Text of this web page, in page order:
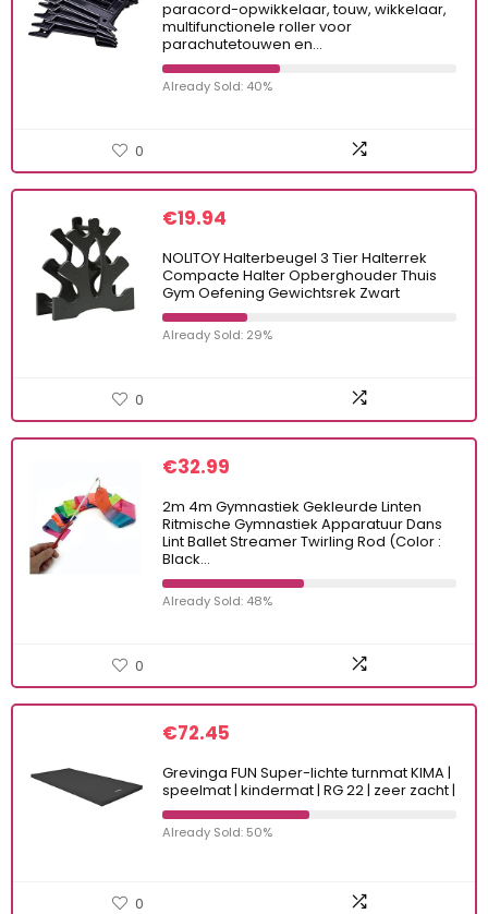
paracord-opwikkelaar, touw, wikkelaar,
multifunctionele roller voor
parachutetouwen en…
Already Sold: 40%
0
€19.94
NOLITOY Halterbeugel 3 Tier Halterrek
Compacte Halter Opberghouder Thuis
Gym Oefening Gewichtsrek Zwart
Already Sold: 29%
0
€32.99
2m 4m Gymnastiek Gekleurde Linten
Ritmische Gymnastiek Apparatuur Dans
Lint Ballet Streamer Twirling Rod (Color :
Black…
Already Sold: 48%
0
€72.45
Grevinga FUN Super-lichte turnmat KIMA |
speelmat | kindermat | RG 22 | zeer zacht |
Already Sold: 50%
0